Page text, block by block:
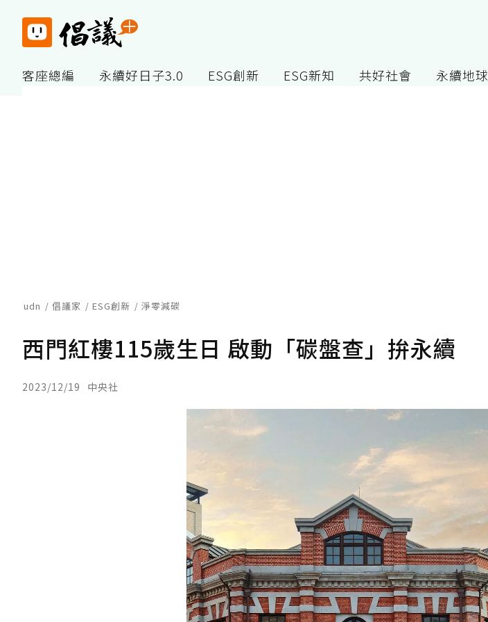
客座總編 永續好日子3.0 ESG創新 ESG新知 共好社會 永續地球
udn 倡議家 ESG創新 淨零減碳
西門紅樓115歲生日 啟動「碳盤查」拚永續
2023/12/19 中央社